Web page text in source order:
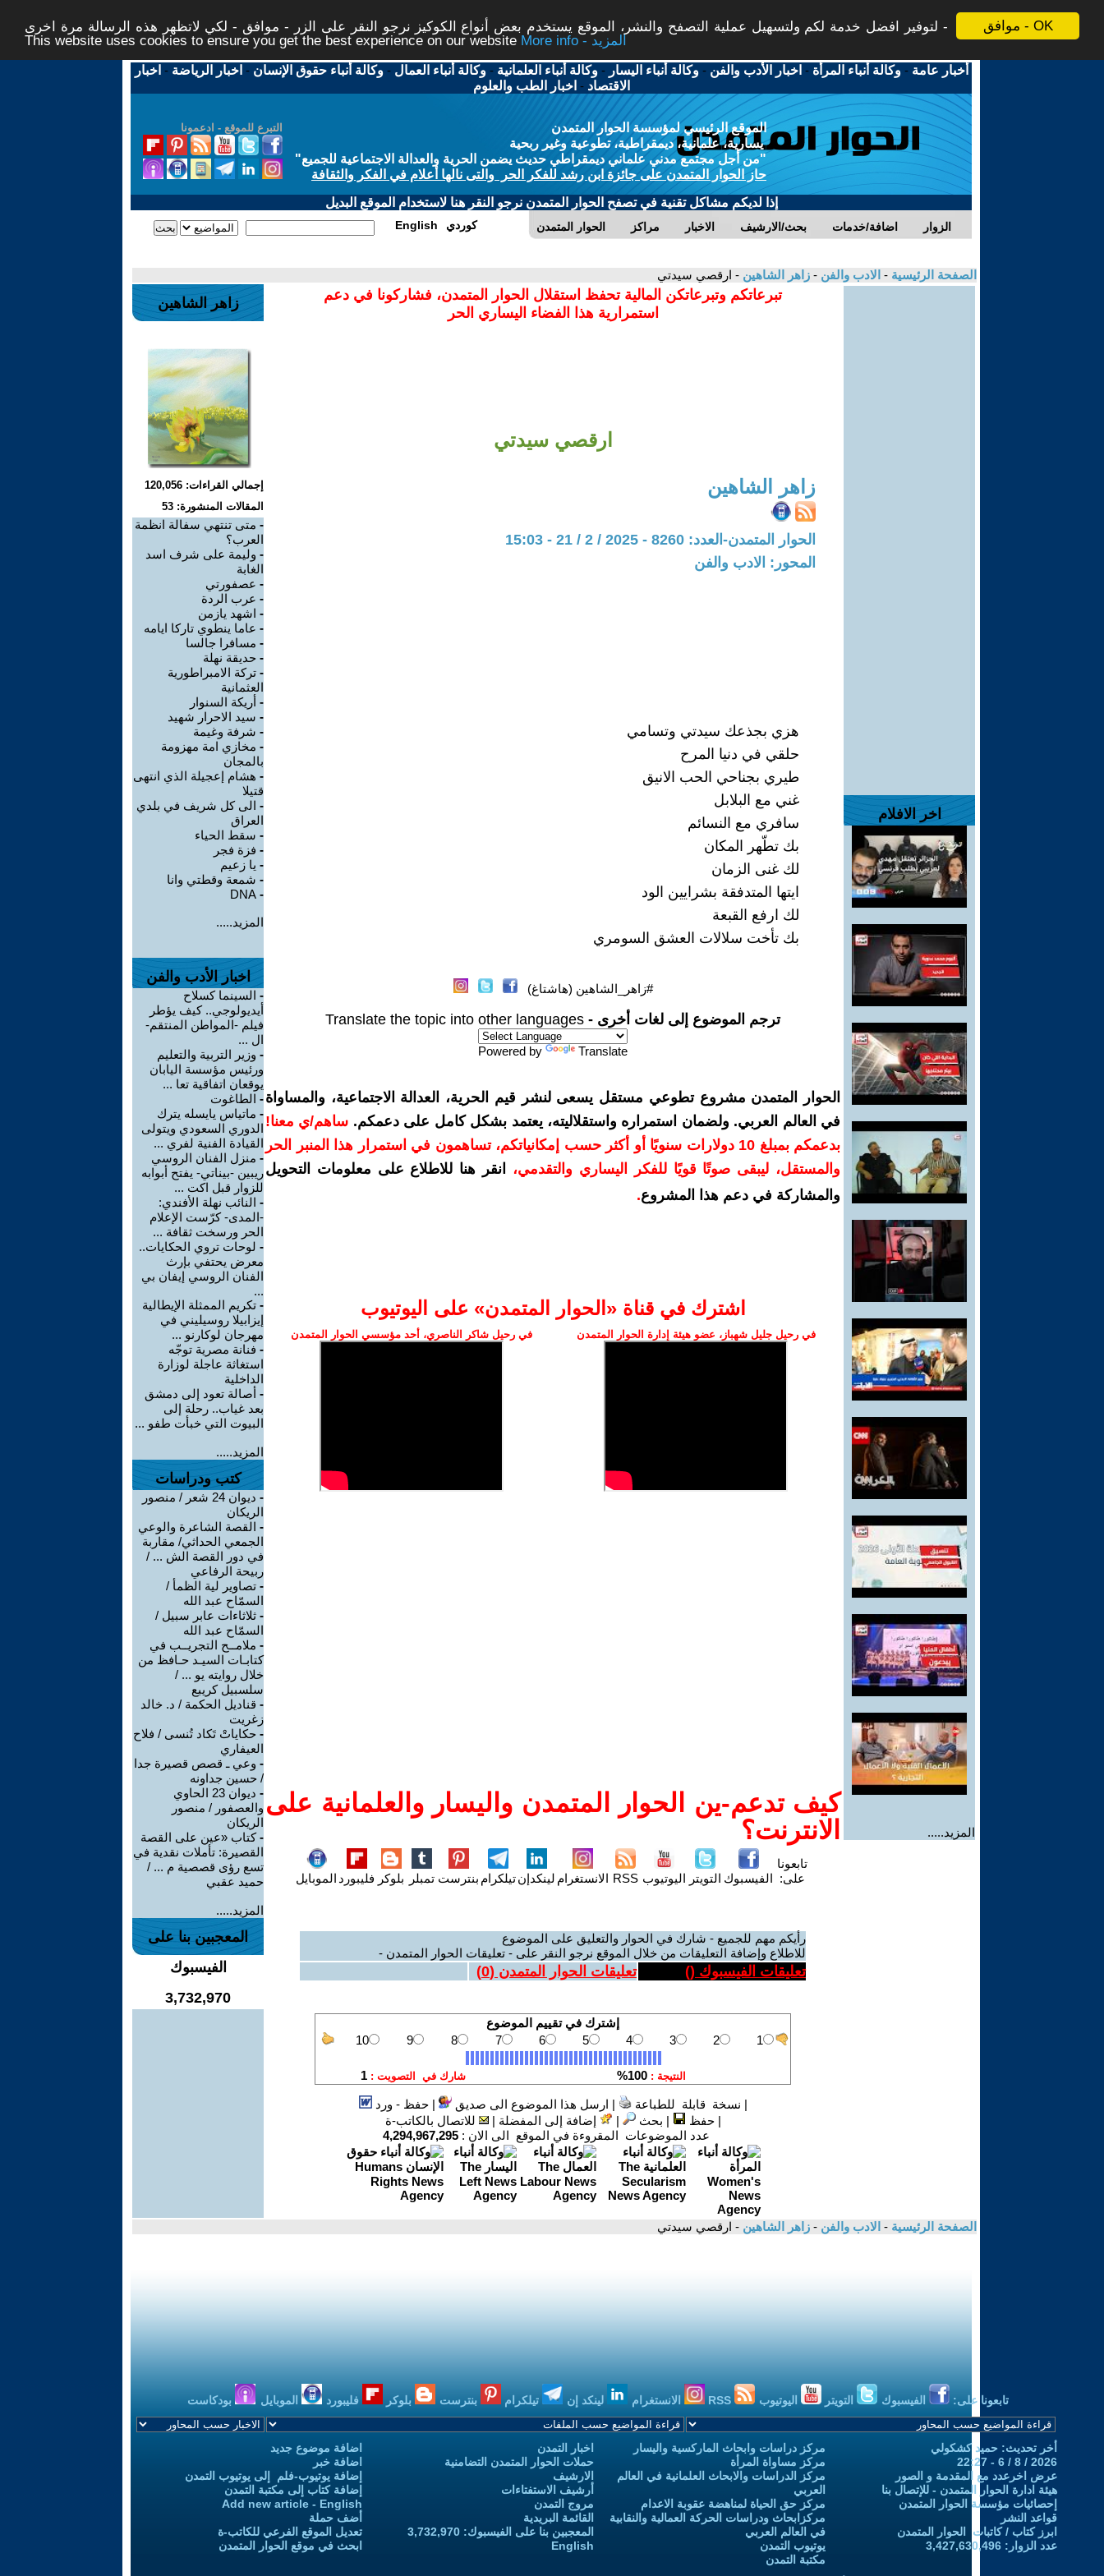
موافق - OK
لتوفير افضل خدمة لكم ولتسهيل عملية التصفح والنشر، الموقع يستخدم بعض أنواع الكوكيز نرجو النقر على الزر - موافق - لكي لاتظهر هذه الرسالة مرة اخرى -
This website uses cookies to ensure you get the best experience on our website
More info - المزيد
أخبار عامة -وكالة أنباء المرأة - اخبار الأدب والفن -وكالة أنباء اليسار -وكالة أنباء العلمانية -وكالة أنباء العمال -وكالة أنباء حقوق الإنسان - اخبار الرياضة - اخبار
الاقتصاد - اخبار الطب والعلوم
التبرع للموقع - ادعمونا
الموقع الرئيسي لمؤسسة الحوار المتمدن
يسارية، علمانية، ديمقراطية، تطوعية وغير ربحية
"من أجل مجتمع مدني علماني ديمقراطي حديث يضمن الحرية والعدالة الاجتماعية للجميع"
حاز الحوار المتمدن على جائزة ابن رشد للفكر الحر والتى نالها أعلام في الفكر والثقافة
إذا لديكم مشاكل تقنية في تصفح الحوار المتمدن نرجو النقر هنا لاستخدام الموقع البديل
الحوار المتمدن مراكز الاخبار بحث/الارشيف اضافة/خدمات الزوار English كوردي
الصفحة الرئيسية - الادب والفن - زاهر الشاهين - ارقصي سيدتي
اخر الافلام
المزيد.....
تبرعاتكم وتبرعاتكن المالية تحفظ استقلال الحوار المتمدن، فشاركونا في دعم
استمرارية هذا الفضاء اليساري الحر
ارقصي سيدتي
زاهر الشاهين
الحوار المتمدن-العدد: 8260 - 2025 / 2 / 21 - 15:03
المحور: الادب والفن
هزي بجذعك سيدتي وتسامي
حلقي في دنيا المرح
طيري بجناحي الحب الانيق
غني مع البلابل
سافري مع النسائم
بك تطّهر المكان
لك غنى الزمان
ايتها المتدفقة بشرايين الود
لك ارفع القبعة
بك تأخت سلالات العشق السومري
#زاهر_الشاهين (هاشتاغ)
ترجم الموضوع إلى لغات أخرى - Translate the topic into other languages
Powered by Translate
الحوار المتمدن مشروع تطوعي مستقل يسعى لنشر قيم الحرية، العدالة الاجتماعية، والمساواة
في العالم العربي. ولضمان استمراره واستقلاليته، يعتمد بشكل كامل على دعمكم. ساهم/ي معنا!
بدعمكم بمبلغ 10 دولارات سنويًا أو أكثر حسب إمكانياتكم، تساهمون في استمرار هذا المنبر الحر
والمستقل، ليبقى صوتًا قويًا للفكر اليساري والتقدمي،
انقر هنا للاطلاع على معلومات التحويل
والمشاركة في دعم هذا المشروع.
اشترك في قناة ‫«الحوار المتمدن» على اليوتيوب
في رحيل جليل شهباز، عضو هيئة إدارة الحوار المتمدن في رحيل شاكر الناصري، أحد مؤسسي الحوار المتمدن
كيف تدعم-ين الحوار المتمدن واليسار والعلمانية على
الانترنت؟
تابعونا
على: الفيسبوك التويتر اليوتيوب RSS الانستغرام لينكدإنتيلكرام بنترست تمبلر بلوكر فليبورد الموبايل
رأيكم مهم للجميع - شارك في الحوار والتعليق على الموضوع
للاطلاع وإضافة التعليقات من خلال الموقع نرجو النقر على - تعليقات الحوار المتمدن -
تعليقات الفيسبوك () تعليقات الحوار المتمدن (0
)
| نسخة قابلة للطباعة | ارسل هذا الموضوع الى صديق |حفظ - ورد
|حفظ | بحث | إضافة إلى المفضلة |
للاتصال بالكاتب-ة
عدد الموضوعات المقروءة في الموقع الى الان : 4,294,967,295
زاهر الشاهين
إجمالي القراءات: 120,056
المقالات المنشورة: 53
- متى تنتهي سفالة انظمة
العرب؟
- وليمة على شرف اسد
الغابة
- عصفورتي
- عرب الردة
- اشهد يازمن
- عاما ينطوي تاركا ايامه
- مسافرا جالسا
- حديقة نهلة
- تركة الامبراطورية
العثمانية
- أريكة السنوار
- سيد الاحرار شهيد
- شرفة وغيمة
- مخازي امة مهزومة
بالمجان
- هشام إعجيلة الذي انتهى
قتيلا
- الى كل شريف في بلدي
العراق
- سقط الحياء
- فزة فجر
- يا زعيم
- شمعة وقطتي وانا
-
DNA
المزيد.....
اخبار الأدب والفن
- السينما كسلاح
أيديولوجي.. كيف يؤطر
فيلم -المواطن المنتقم-
ال ...
- وزير التربية والتعليم
ورئيس مؤسسة اليابان
يوقعان اتفاقية تعا ...
- الطاغوت
- ماتياس يايسله يترك
الدوري السعودي ويتولى
القيادة الفنية لفري ...
- منزل الفنان الروسي
ريبين -بيناتي- يفتح أبوابه
للزوار قبل اكت ...
- النائب نهلة الأفندي:
-المدى- كرّست الإعلام
الحر ورسخت ثقافة ...
- لوحات تروي الحكايات..
معرض يحتفي بإرث
الفنان الروسي إيفان بي
...
- تكريم الممثلة الإيطالية
إيزابيلا روسيليني في
مهرجان لوكارنو ...
- فنانة مصرية توجّه
استغاثة عاجلة لوزارة
الداخلية
- أصالة تعود إلى دمشق
بعد غياب.. رحلة إلى
البيوت التي خبأت طفو ...
المزيد.....
كتب ودراسات
-
ديوان 24 شعر / منصور
الريكان
- القصة الشاعرة والوعي
الجمعي الحداثي/ مقاربة
في دور القصة الش ... /
ربيحة الرفاعي
- تصاوير لية الظمأ /
السمّاح عبد الله
- ثلاثاءات عابر سبيل /
السمّاح عبد الله
- ملامــح التجريــب في
كتابـات السيـد حـافظ من
خلال روايته يو ... /
سلسبيل كريبع
- قناديل الحكمة / د. خالد
زغريت
- حكاياتْ تَكاد تُنسى / فلاح
العيفاري
- وعي ـ قصص قصيرة جدا
/ حسين جداونه
-
ديوان 23 الحاوي
والعصفور / منصور
الريكان
-كتاب «عين على القصة
القصيرة: تأملات نقدية في
تسع رؤى قصصية م ... /
حميد عقبي
المزيد.....
المعجبين بنا على
الفيسبوك
3,732,970
الصفحة الرئيسية - الادب والفن - زاهر الشاهين - ارقصي سيدتي
تابعونا على: الفيسبوك التويتر اليوتيوب الانستغرام لينكد إن تيلكرام بنترست بلوكر فليبورد الموبايل بودكاست
أخر تحديث: حميد كشكولي
2026 / 8 / 6 - 22:27
عرض اخرعدد مع المقدمة و الصور
هيئة ادارة الحوار المتمدن - للإتصال بنا
إحصائيات مؤسسة الحوار المتمدن
قواعد النشر
ابرز كتاب / كاتبات الحوار المتمدن
عدد الزوار: 3,427,630,496
مركز دراسات وابحاث الماركسية واليسار
مركز مساواة المرأة
مركز الدراسات والابحاث العلمانية في العالم
العربي
مركز حق الحياة لمناهضة عقوبة الاعدام
مركزابحاث ودراسات الحركة العمالية والنقابية
في العالم العربي
يوتيوب التمدن
مكتبة التمدن
اخبار التمدن
حملات الحوار المتمدن التضامنية
الارشيف
أرشيف الاستفتاءات
مروج التمدن
القائمة البريدية
المعجبين بنا على الفيسبوك: 3,732,970
English
اضافة موضوع جديد
اضافة خبر
إضافة يوتيوب-فلم إلى يوتيوب التمدن
إضافة كتاب إلى مكتبة التمدن
Add new article - English
أضف حملة
تعديل الموقع الفرعي للكاتب-ة
ابحث في موقع الحوار المتمدن